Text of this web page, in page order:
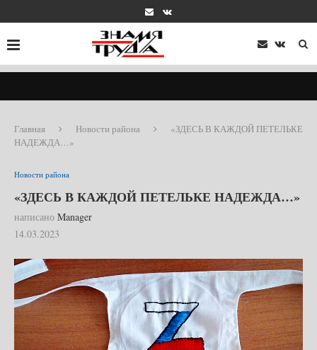
Главная Новости района
«ЗДЕСЬ В КАЖДОЙ ПЕТЕЛЬКЕ
НАДЕЖДА…»
Новости района
«ЗДЕСЬ В КАЖДОЙ ПЕТЕЛЬКЕ НАДЕЖДА…»
написано Manager
14.03.2023